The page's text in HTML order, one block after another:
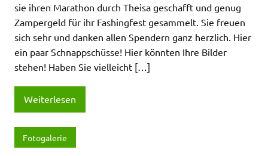
sie ihren Marathon durch Theisa geschafft und genug
Zampergeld für ihr Fashingfest gesammelt. Sie freuen
sich sehr und danken allen Spendern ganz herzlich. Hier
ein paar Schnappschüsse! Hier könnten Ihre Bilder
stehen! Haben Sie vielleicht […]
Weiterlesen
Fotogalerie